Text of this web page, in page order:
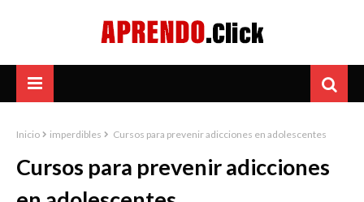
Inicio imperdibles Cursos para prevenir adicciones en adolescentes
Cursos para prevenir adicciones